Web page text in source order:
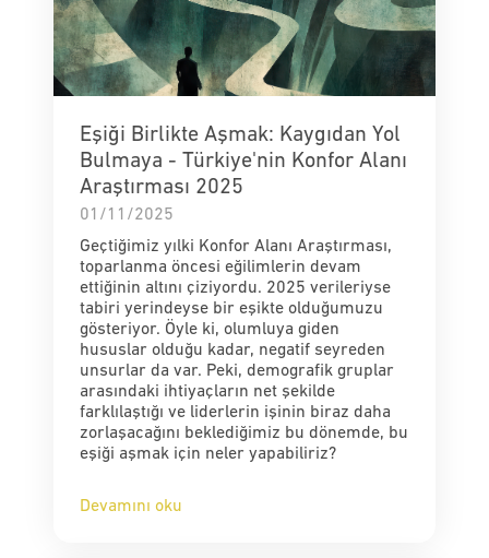
Eşiği Birlikte Aşmak: Kaygıdan Yol
Bulmaya - Türkiye'nin Konfor Alanı
Araştırması 2025
01/11/2025
Geçtiğimiz yılki Konfor Alanı Araştırması,
toparlanma öncesi eğilimlerin devam
ettiğinin altını çiziyordu. 2025 verileriyse
tabiri yerindeyse bir eşikte olduğumuzu
gösteriyor. Öyle ki, olumluya giden
hususlar olduğu kadar, negatif seyreden
unsurlar da var. Peki, demografik gruplar
arasındaki ihtiyaçların net şekilde
farklılaştığı ve liderlerin işinin biraz daha
zorlaşacağını beklediğimiz bu dönemde, bu
eşiği aşmak için neler yapabiliriz?
Devamını oku